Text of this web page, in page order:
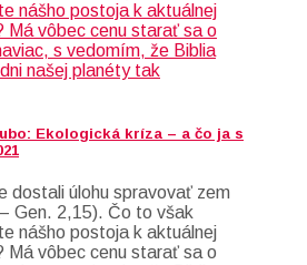
Ekologická kríza – a čo ja s
dostali úlohu spravovať zem
Gen. 2,15). Čo to však
nášho postoja k aktuálnej
Má vôbec cenu starať sa o